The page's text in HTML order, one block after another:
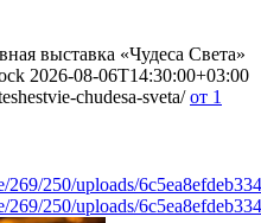
выставка «Чудеса Света»
2026-08-06T14:30:00+03:00
chudesa-sveta/ от 1
269/250/uploads/
269/250/uploads/